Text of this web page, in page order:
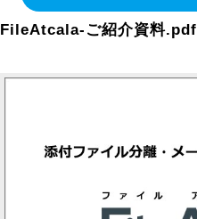
FileAtcala-ご紹介資料.pdf